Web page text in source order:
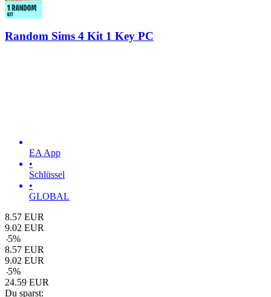
Random Sims 4 Kit 1 Key PC
EA App
•
Schlüssel
•
GLOBAL
8.57 EUR
9.02 EUR
-5%
8.57 EUR
9.02 EUR
-5%
24.59 EUR
Du sparst: